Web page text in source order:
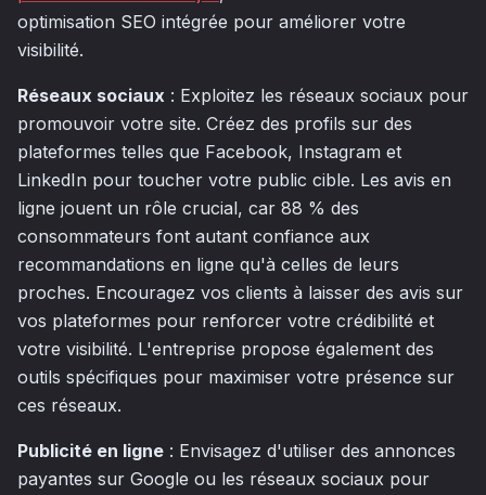
optimisation SEO intégrée pour améliorer votre
visibilité.
Réseaux sociaux : Exploitez les réseaux sociaux pour
promouvoir votre site. Créez des profils sur des
plateformes telles que Facebook, Instagram et
LinkedIn pour toucher votre public cible. Les avis en
ligne jouent un rôle crucial, car 88 % des
consommateurs font autant confiance aux
recommandations en ligne qu'à celles de leurs
proches. Encouragez vos clients à laisser des avis sur
vos plateformes pour renforcer votre crédibilité et
votre visibilité. L'entreprise propose également des
outils spécifiques pour maximiser votre présence sur
ces réseaux.
Publicité en ligne : Envisagez d'utiliser des annonces
payantes sur Google ou les réseaux sociaux pour